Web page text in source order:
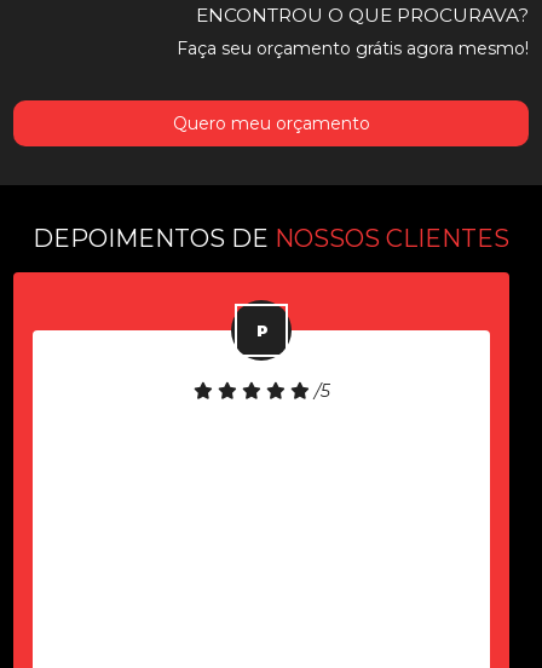
ENCONTROU O QUE PROCURAVA?
Faça seu orçamento grátis agora mesmo!
Quero meu orçamento
DEPOIMENTOS DE NOSSOS CLIENTES
/5